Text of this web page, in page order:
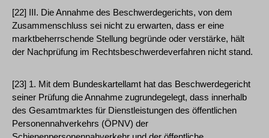
[22] III. Die Annahme des Beschwerdegerichts, von dem
Zusammenschluss sei nicht zu erwarten, dass er eine
marktbeherrschende Stellung begründe oder verstärke, hält
der Nachprüfung im Rechtsbeschwerdeverfahren nicht stand.
[23] 1. Mit dem Bundeskartellamt hat das Beschwerdegericht
seiner Prüfung die Annahme zugrundegelegt, dass innerhalb
des Gesamtmarktes für Dienstleistungen des öffentlichen
Personennahverkehrs (ÖPNV) der